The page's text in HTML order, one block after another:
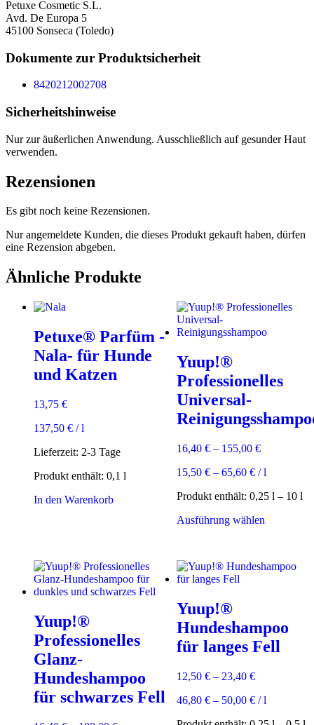
Petuxe Cosmetic S.L.
Avd. De Europa 5
45100 Sonseca (Toledo)
Dokumente zur Produktsicherheit
8420212002708
Sicherheitshinweise
Nur zur äußerlichen Anwendung. Ausschließlich auf gesunder Haut
verwenden.
Rezensionen
Es gibt noch keine Rezensionen.
Nur angemeldete Kunden, die dieses Produkt gekauft haben, dürfen
eine Rezension abgeben.
Ähnliche Produkte
Petuxe® Parfüm -
Nala- für Hunde
und Katzen
13,75 €
137,50 € /l
Lieferzeit: 2-3 Tage
Produkt enthält: 0,1 l
In den Warenkorb
Yuup!®
Professionelles
Universal-
16,40 €– 155,00 €
15,50 €– 65,60 €/l
Produkt enthält: 0,25 l – 10 l
Ausführung wählenDieses
Varianten
auf
der
Yuup!®
Professionelles
Glanz-
Hundeshampoo
für schwarzes Fell
Yuup!®
Hundeshampoo
für langes Fell
12,50 €– 23,40 €
46,80 €– 50,00 €/l